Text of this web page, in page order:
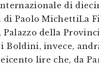
di
di Paolo MichettiLa
Palazzo della
Boldini, invece,
lire che, da